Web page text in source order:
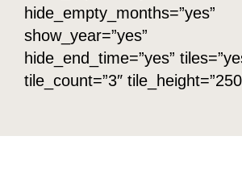
hide_empty_months=”yes”
show_year=”yes”
hide_end_time=”yes”
tile_count=”3″